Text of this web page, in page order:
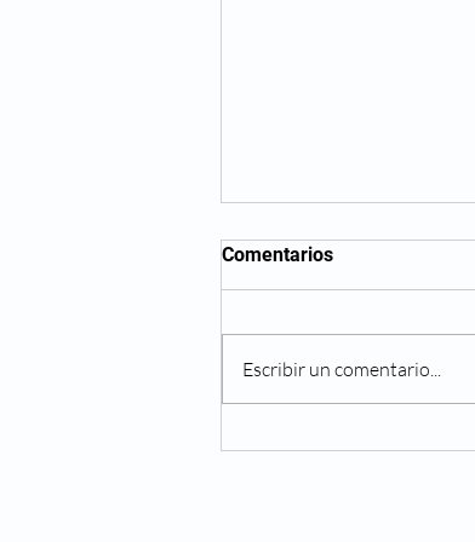
Comentarios
Escribir un comentario...